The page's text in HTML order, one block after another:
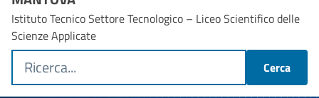
Istituto Tecnico Settore Tecnologico – Liceo Scientifico delle
Scienze Applicate
Cerca